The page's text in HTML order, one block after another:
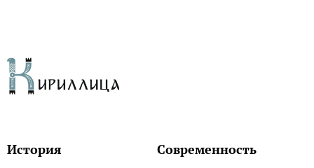
История
Современность